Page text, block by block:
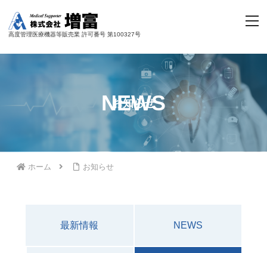
高度管理医療機器等販売業 許可番号 第100327号
NEWS
お知らせ
ホーム お知らせ
最新情報 NEWS